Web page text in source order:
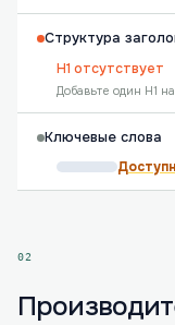
Структура
H1 отсутствует
Добавьте один H1
Ключевые слова
02